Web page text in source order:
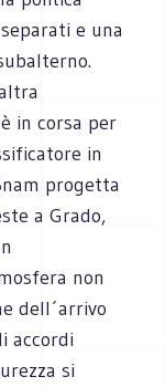
e una
in corsa per
in
progetta
a Grado,
non
dell´arrivo
accordi
si